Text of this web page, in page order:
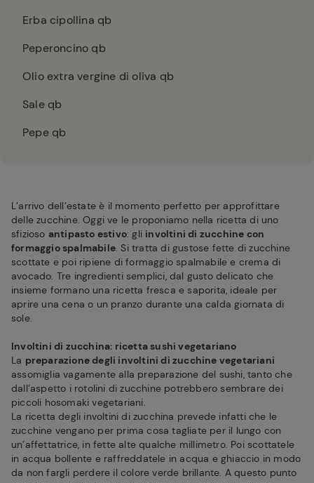
Erba cipollina qb
Peperoncino qb
Olio extra vergine di oliva qb
Sale qb
Pepe qb
L’arrivo dell’estate è il momento perfetto per approfittare
delle zucchine. Oggi ve le proponiamo nella ricetta di uno
sfizioso antipasto estivo: gli involtini di zucchine con
formaggio spalmabile. Si tratta di gustose fette di zucchine
scottate e poi ripiene di formaggio spalmabile e crema di
avocado. Tre ingredienti semplici, dal gusto delicato che
insieme formano una ricetta fresca e saporita, ideale per
aprire una cena o un pranzo durante una calda giornata di
sole.
Involtini di zucchina: ricetta sushi vegetariano
La preparazione degli involtini di zucchine vegetariani
assomiglia vagamente alla preparazione del sushi, tanto che
dall’aspetto i rotolini di zucchine potrebbero sembrare dei
piccoli hosomaki vegetariani.
La ricetta degli involtini di zucchina prevede infatti che le
zucchine vengano per prima cosa tagliate per il lungo con
un’affettatrice, in fette alte qualche millimetro. Poi scottatele
in acqua bollente e raffreddatele in acqua e ghiaccio in modo
da non fargli perdere il colore verde brillante. A questo punto